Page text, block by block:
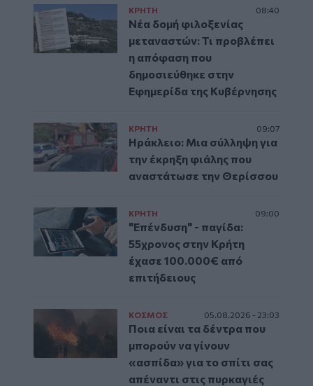
ΚΡΗΤΗ 08:40
Νέα δομή φιλοξενίας
μεταναστών: Τι προβλέπει
η απόφαση που
δημοσιεύθηκε στην
Εφημερίδα της Κυβέρνησης
ΚΡΗΤΗ 09:07
Ηράκλειο: Μια σύλληψη για
την έκρηξη φιάλης που
αναστάτωσε την Θερίσσου
ΚΡΗΤΗ 09:00
"Επένδυση" - παγίδα:
55χρονος στην Κρήτη
έχασε 100.000€ από
επιτήδειους
ΚΟΣΜΟΣ 05.08.2026 - 23:03
Ποια είναι τα δέντρα που
μπορούν να γίνουν
«ασπίδα» για το σπίτι σας
απέναντι στις πυρκαγιές